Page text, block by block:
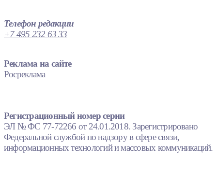
Телефон редакции
+7 495 232 63 33
Реклама на сайте
Росреклама
Регистрационный номер серии
ЭЛ № ФС 77-72266 от 24.01.2018. Зарегистрировано
Федеральной службой по надзору в сфере связи,
информационных технологий и массовых коммуникаций.